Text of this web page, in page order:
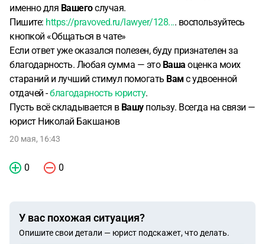
именно для Вашегослучая.
Пишите: https://pravoved.ru/lawyer/128.... воспользуйтесь
кнопкой «Общаться в чате»
Если ответ уже оказался полезен, буду признателен за
благодарность. Любая сумма — это Ваша оценка моих
стараний и лучший стимул помогать Вам с удвоенной
отдачей -благодарность юристу.
Пусть всё складывается в Вашупользу. Всегда на связи —
юрист Николай Бакшанов
20 мая, 16:43
0 0
У вас похожая ситуация?
Опишите свои детали — юрист подскажет, что делать.